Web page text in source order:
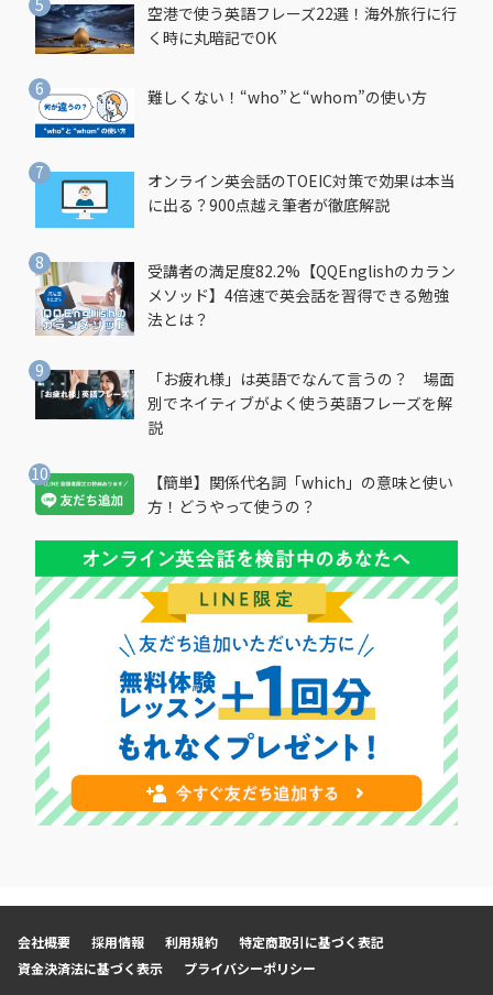
空港で使う英語フレーズ22選！海外旅行に行
く時に丸暗記でOK
難しくない！“who”と“whom”の使い方
オンライン英会話のTOEIC対策で効果は本当
に出る？900点越え筆者が徹底解説
受講者の満足度82.2%【QQEnglishのカラン
メソッド】4倍速で英会話を習得できる勉強
法とは？
「お疲れ様」は英語でなんて言うの？ 場面
別でネイティブがよく使う英語フレーズを解
説
【簡単】関係代名詞「which」の意味と使い
方！どうやって使うの？
会社概要 採用情報 利用規約
特定商取引に基づく表記
資金決済法に基づく表示
プライバシーポリシー